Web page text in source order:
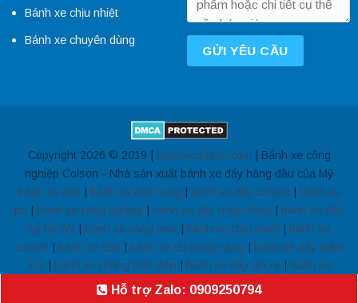
Bánh xe chịu nhiệt
Bánh xe chuyên dùng
Hỗ trợ Zalo: 0909250794
Copyright 2026 © 2019 | banhxecolson.com | Bánh xe công
nghiệp Colson - Nhà sản xuất bánh xe đẩy hàng đầu của Mỹ
bánh xe đẩy| bánh xe đẩy hàng | bánh xe đẩy colson | bánh xe
pu | bánh xe công nghiệp | bánh xe đẩy nhập khẩu | bánh xe đẩy
tại hà nội | bánh xe càng inox| bánh xe chịu nhiệt| bánh xe
colson | banh xe day| bánh xe tải trọng nặng | bánh xe đẩy giảm
xóc | bánh xe chống tĩnh điện | bánh xe đẩy giá rẻ | bánh xe
giường y tế